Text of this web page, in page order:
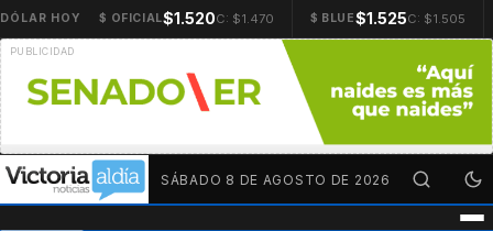
DÓLAR HOY $ OFICIAL$1.520C: $1.470 $ BLUE$1.525C: $1.505
SÁBADO 8 DE AGOSTO DE 2026